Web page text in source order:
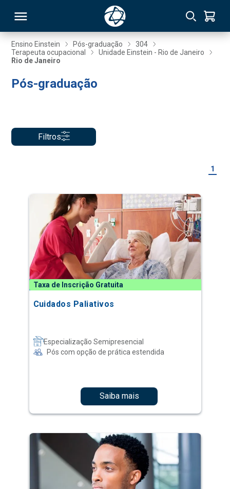
Ensino Einstein Pós-graduação
304
Terapeuta ocupacional
Unidade Einstein - Rio de Janeiro
Rio de Janeiro
Pós-graduação
Filtros
1
Taxa de Inscrição Gratuita
Cuidados Paliativos
Especialização Semipresencial
Pós com opção de prática estendida
Saiba mais